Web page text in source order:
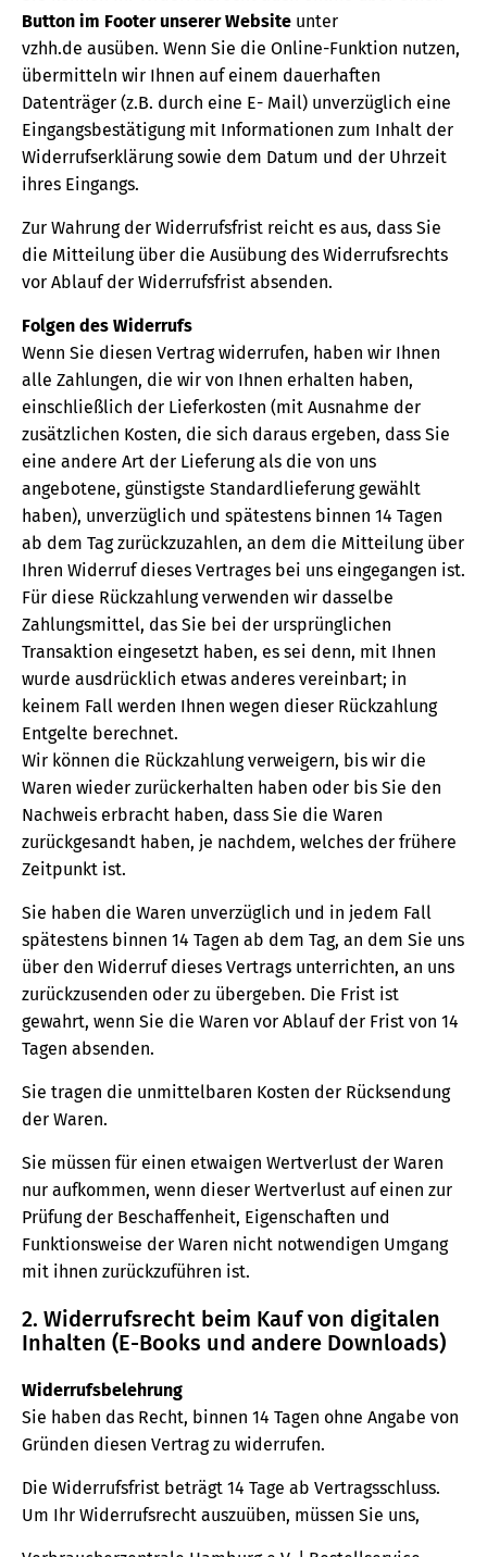
Button im Footer unserer Website unter
vzhh.de ausüben. Wenn Sie die Online-Funktion nutzen,
übermitteln wir Ihnen auf einem dauerhaften
Datenträger (z.B. durch eine E- Mail) unverzüglich eine
Eingangsbestätigung mit Informationen zum Inhalt der
Widerrufserklärung sowie dem Datum und der Uhrzeit
ihres Eingangs.
Zur Wahrung der Widerrufsfrist reicht es aus, dass Sie
die Mitteilung über die Ausübung des Widerrufsrechts
vor Ablauf der Widerrufsfrist absenden.
Folgen des Widerrufs
Wenn Sie diesen Vertrag widerrufen, haben wir Ihnen
alle Zahlungen, die wir von Ihnen erhalten haben,
einschließlich der Lieferkosten (mit Ausnahme der
zusätzlichen Kosten, die sich daraus ergeben, dass Sie
eine andere Art der Lieferung als die von uns
angebotene, günstigste Standardlieferung gewählt
haben), unverzüglich und spätestens binnen 14 Tagen
ab dem Tag zurückzuzahlen, an dem die Mitteilung über
Ihren Widerruf dieses Vertrages bei uns eingegangen ist.
Für diese Rückzahlung verwenden wir dasselbe
Zahlungsmittel, das Sie bei der ursprünglichen
Transaktion eingesetzt haben, es sei denn, mit Ihnen
wurde ausdrücklich etwas anderes vereinbart; in
keinem Fall werden Ihnen wegen dieser Rückzahlung
Entgelte berechnet.
Wir können die Rückzahlung verweigern, bis wir die
Waren wieder zurückerhalten haben oder bis Sie den
Nachweis erbracht haben, dass Sie die Waren
zurückgesandt haben, je nachdem, welches der frühere
Zeitpunkt ist.
Sie haben die Waren unverzüglich und in jedem Fall
spätestens binnen 14 Tagen ab dem Tag, an dem Sie uns
über den Widerruf dieses Vertrags unterrichten, an uns
zurückzusenden oder zu übergeben. Die Frist ist
gewahrt, wenn Sie die Waren vor Ablauf der Frist von 14
Tagen absenden.
Sie tragen die unmittelbaren Kosten der Rücksendung
der Waren.
Sie müssen für einen etwaigen Wertverlust der Waren
nur aufkommen, wenn dieser Wertverlust auf einen zur
Prüfung der Beschaffenheit, Eigenschaften und
Funktionsweise der Waren nicht notwendigen Umgang
mit ihnen zurückzuführen ist.
2. Widerrufsrecht beim Kauf von digitalen
Inhalten (E-Books und andere Downloads)
Widerrufsbelehrung
Sie haben das Recht, binnen 14 Tagen ohne Angabe von
Gründen diesen Vertrag zu widerrufen.
Die Widerrufsfrist beträgt 14 Tage ab Vertragsschluss.
Um Ihr Widerrufsrecht auszuüben, müssen Sie uns,